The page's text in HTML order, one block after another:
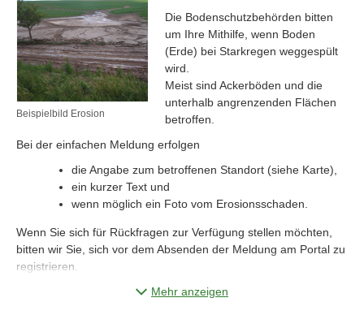
Beispielbild Erosion
Die Bodenschutzbehörden bitten
um Ihre Mithilfe, wenn Boden
(Erde) bei Starkregen weggespült
wird.
Meist sind Ackerböden und die
unterhalb angrenzenden Flächen
betroffen.
Bei der einfachen Meldung erfolgen
die Angabe zum betroffenen Standort (siehe Karte),
ein kurzer Text und
wenn möglich ein Foto vom Erosionsschaden.
Wenn Sie sich für Rückfragen zur Verfügung stellen möchten,
bitten wir Sie, sich vor dem Absenden der Meldung am Portal zu
registrieren.
Detaillierte Informationen finden Sie imInfoblatt
Mehr anzeigen